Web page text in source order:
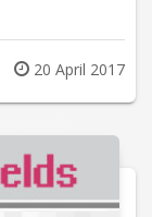
Posted
on
20 April 2017